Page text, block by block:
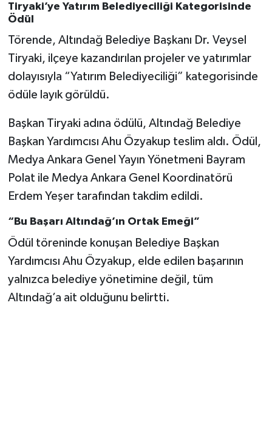
Tiryaki’ye Yatırım Belediyeciliği Kategorisinde
Ödül
Törende, Altındağ Belediye Başkanı Dr. Veysel
Tiryaki, ilçeye kazandırılan projeler ve yatırımlar
dolayısıyla “Yatırım Belediyeciliği” kategorisinde
ödüle layık görüldü.
Başkan Tiryaki adına ödülü, Altındağ Belediye
Başkan Yardımcısı Ahu Özyakup teslim aldı. Ödül,
Medya Ankara Genel Yayın Yönetmeni Bayram
Polat ile Medya Ankara Genel Koordinatörü
Erdem Yeşer tarafından takdim edildi.
“Bu Başarı Altındağ’ın Ortak Emeği”
Ödül töreninde konuşan Belediye Başkan
Yardımcısı Ahu Özyakup, elde edilen başarının
yalnızca belediye yönetimine değil, tüm
Altındağ’a ait olduğunu belirtti.